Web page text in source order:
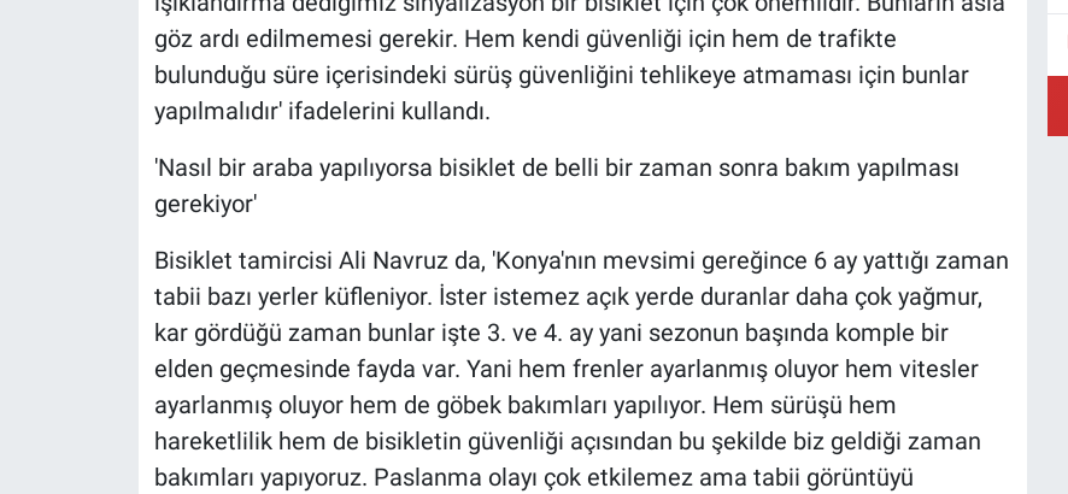
göz ardı edilmemesi gerekir. Hem kendi güvenliği için hem de trafikte
bulunduğu süre içerisindeki sürüş güvenliğini tehlikeye atmaması için bunlar
yapılmalıdır' ifadelerini kullandı.
'Nasıl bir araba yapılıyorsa bisiklet de belli bir zaman sonra bakım yapılması
gerekiyor'
Bisiklet tamircisi Ali Navruz da, 'Konya'nın mevsimi gereğince 6 ay yattığı zaman
tabii bazı yerler küfleniyor. İster istemez açık yerde duranlar daha çok yağmur,
kar gördüğü zaman bunlar işte 3. ve 4. ay yani sezonun başında komple bir
elden geçmesinde fayda var. Yani hem frenler ayarlanmış oluyor hem vitesler
ayarlanmış oluyor hem de göbek bakımları yapılıyor. Hem sürüşü hem
hareketlilik hem de bisikletin güvenliği açısından bu şekilde biz geldiği zaman
bakımları yapıyoruz. Paslanma olayı çok etkilemez ama tabii görüntüyü